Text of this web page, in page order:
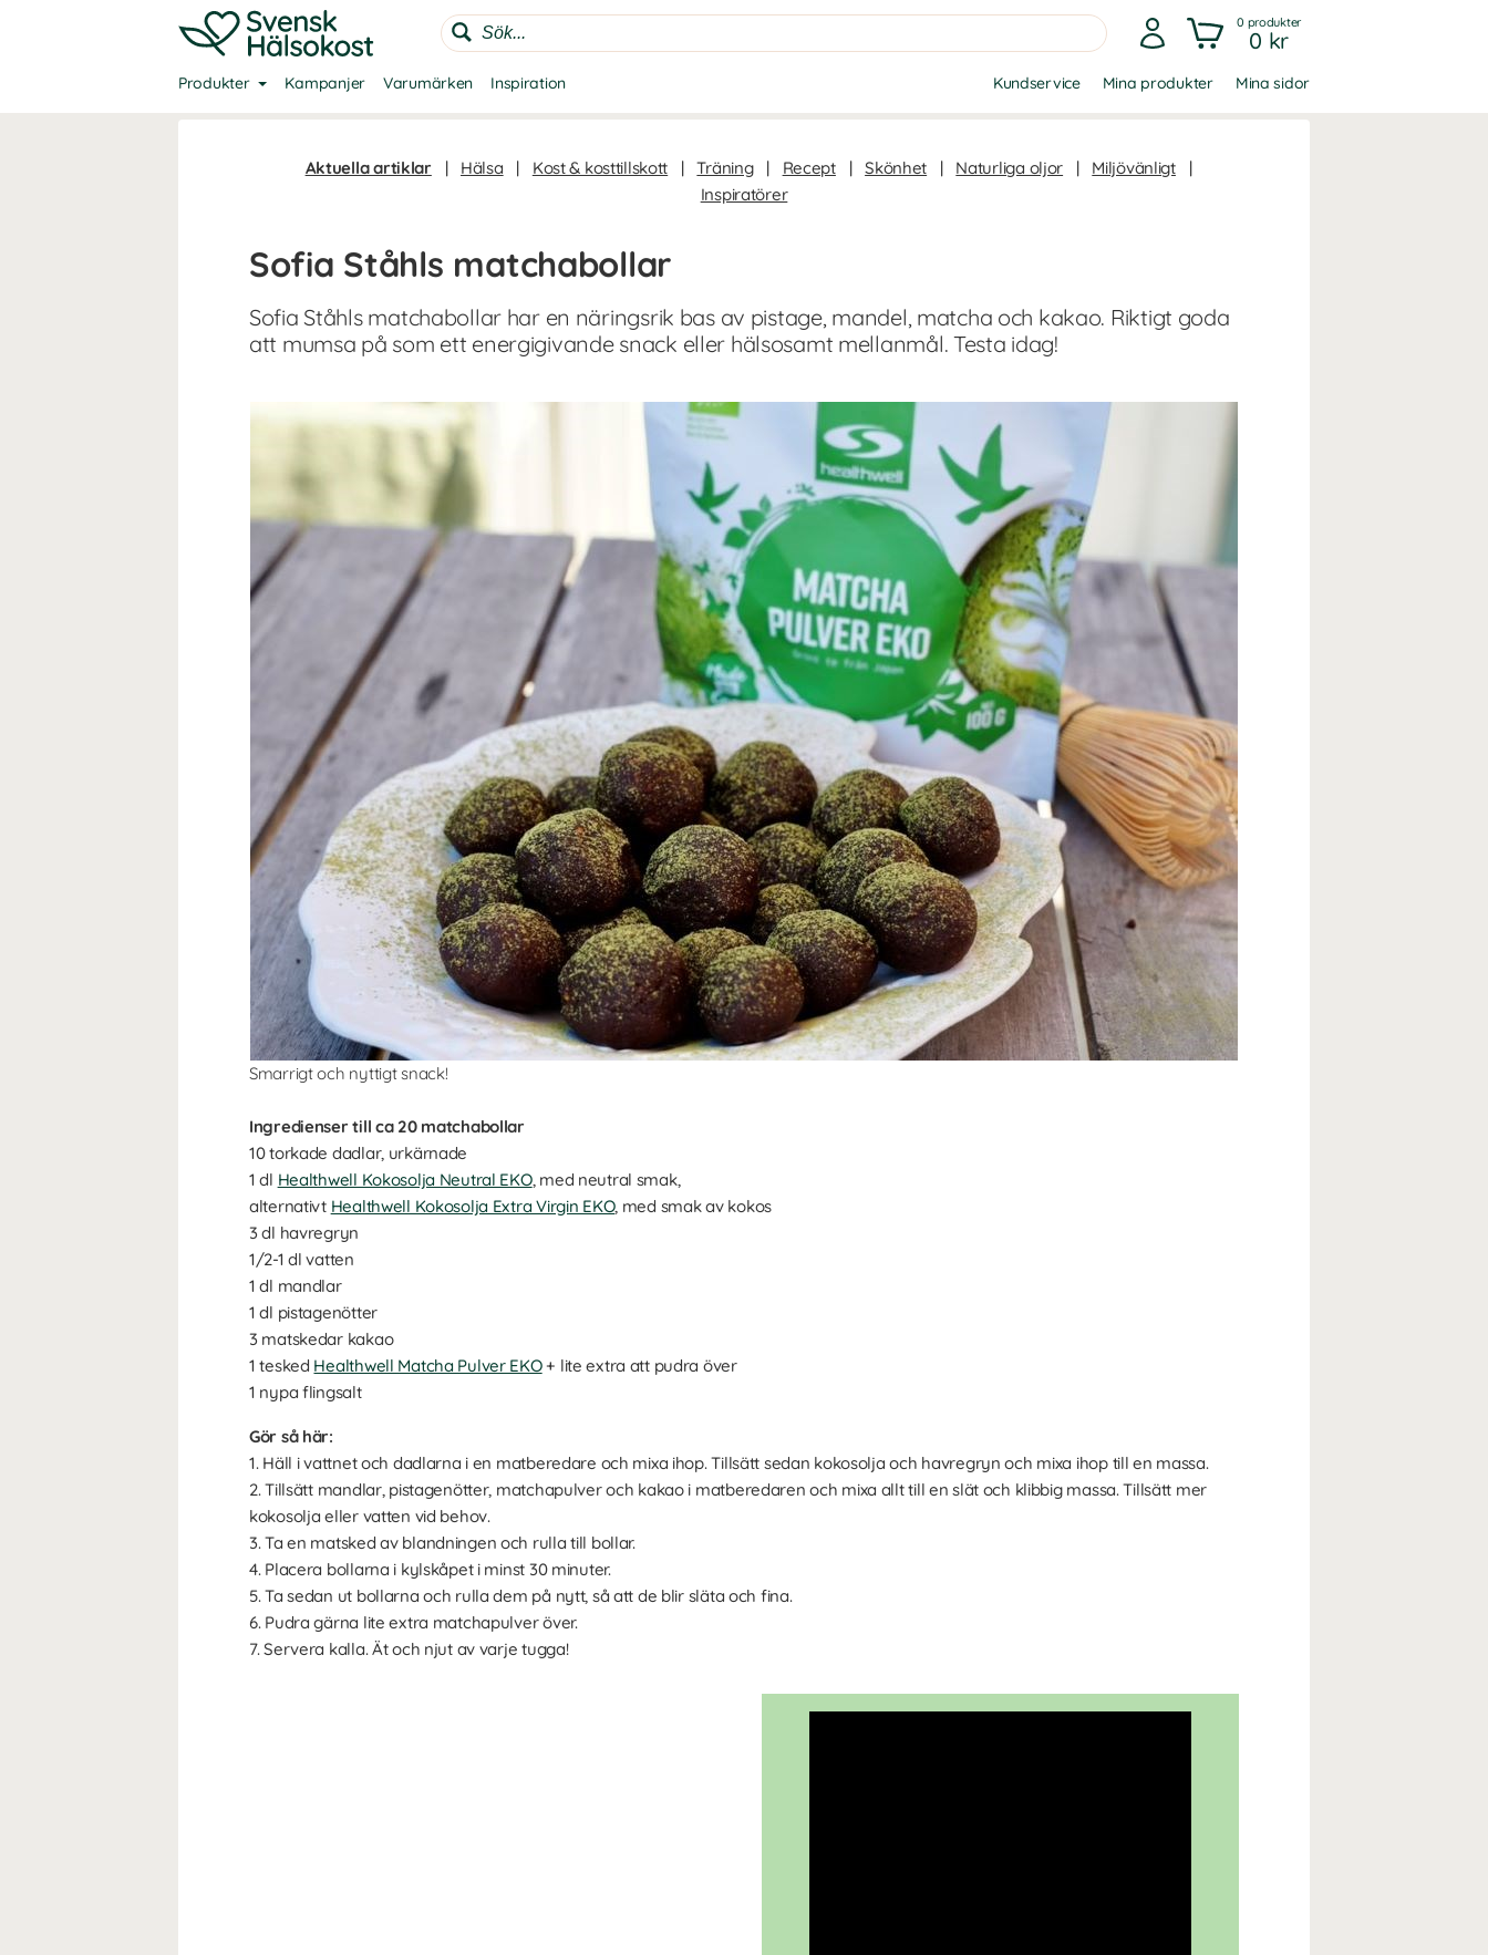
0 produkter
0 kr
Produkter Kampanjer Varumärken Inspiration Kundservice Mina produkter Mina sidor
Aktuella artiklar | Hälsa | Kost & kosttillskott | Träning | Recept | Skönhet | Naturliga oljor | Miljövänligt
|
Inspiratörer
Sofia Ståhls matchabollar
Sofia Ståhls matchabollar har en näringsrik bas av pistage, mandel, matcha och kakao. Riktigt goda
att mumsa på som ett energigivande snack eller hälsosamt mellanmål. Testa idag!
Smarrigt och nyttigt snack!
Ingredienser till ca 20 matchabollar
10 torkade dadlar, urkärnade
1 dl Healthwell Kokosolja Neutral EKO, med neutral smak,
alternativt Healthwell Kokosolja Extra Virgin EKO, med smak av kokos
3 dl havregryn
1/2-1 dl vatten
1 dl mandlar
1 dl pistagenötter
3 matskedar kakao
1 tesked Healthwell Matcha Pulver EKO+ lite extra att pudra över
1 nypa flingsalt
Gör så här:
1. Häll i vattnet och dadlarna i en matberedare och mixa ihop. Tillsätt sedan kokosolja och havregryn och mixa ihop till en massa.
2. Tillsätt mandlar, pistagenötter, matchapulver och kakao i matberedaren och mixa allt till en slät och klibbig massa. Tillsätt mer
kokosolja eller vatten vid behov.
3. Ta en matsked av blandningen och rulla till bollar.
4. Placera bollarna i kylskåpet i minst 30 minuter.
5. Ta sedan ut bollarna och rulla dem på nytt, så att de blir släta och fina.
6. Pudra gärna lite extra matchapulver över.
7. Servera kalla. Ät och njut av varje tugga!